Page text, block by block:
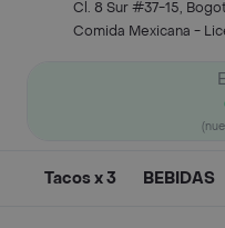
Cl. 8 Sur #37-15,
Comida Mexicana -
Tacos x 3 BEBIDAS